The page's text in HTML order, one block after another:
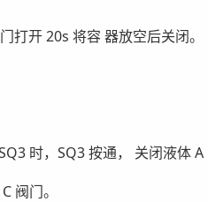
打开 20s 将容 器放空后关闭。
时，SQ3 按通， 关闭液体 A
阀门。